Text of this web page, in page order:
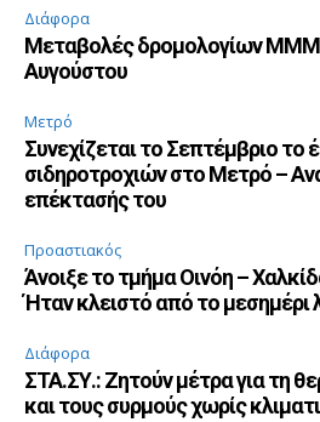
Διάφορα
Μεταβολές δρομολογίων ΜΜΜ
Αυγούστου
Μετρό
Συνεχίζεται το Σεπτέμβριο το
σιδηροτροχιών στο Μετρό –
επέκτασής του
Προαστιακός
Άνοιξε το τμήμα Οινόη –
Ήταν κλειστό από το μεσημέρι
Διάφορα
ΣΤΑ.ΣΥ.: Ζητούν μέτρα για τη
και τους συρμούς χωρίς